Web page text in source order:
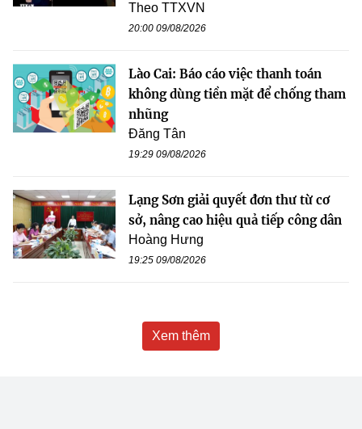
Theo TTXVN
20:00 09/08/2026
Lào Cai: Báo cáo việc thanh toán
không dùng tiền mặt để chống tham
nhũng
Đăng Tân
19:29 09/08/2026
Lạng Sơn giải quyết đơn thư từ cơ
sở, nâng cao hiệu quả tiếp công dân
Hoàng Hưng
19:25 09/08/2026
Xem thêm